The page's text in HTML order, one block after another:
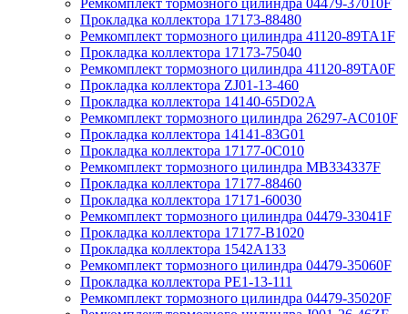
Ремкомплект тормозного цилиндра 04479-37010F
Прокладка коллектора 17173-88480
Ремкомплект тормозного цилиндра 41120-89TA1F
Прокладка коллектора 17173-75040
Ремкомплект тормозного цилиндра 41120-89TA0F
Прокладка коллектора ZJ01-13-460
Прокладка коллектора 14140-65D02A
Ремкомплект тормозного цилиндра 26297-AC010F
Прокладка коллектора 14141-83G01
Прокладка коллектора 17177-0C010
Ремкомплект тормозного цилиндра MB334337F
Прокладка коллектора 17177-88460
Прокладка коллектора 17171-60030
Ремкомплект тормозного цилиндра 04479-33041F
Прокладка коллектора 17177-B1020
Прокладка коллектора 1542A133
Ремкомплект тормозного цилиндра 04479-35060F
Прокладка коллектора PE1-13-111
Ремкомплект тормозного цилиндра 04479-35020F